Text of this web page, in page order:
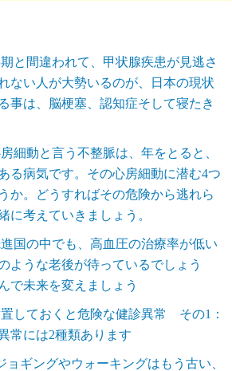
と間違われて、甲状腺疾患が見逃さ
ない人が大勢いるのが、日本の現状
事は、脳梗塞、認知症そして寝たき
細動と言う不整脈は、年をとると、
る病気です。その心房細動に潜む4つ
か。どうすればその危険から逃れら
に考えていきましょう。
国の中でも、高血圧の治療率が低い
うな老後が待っているでしょう
未来を変えましょう
しておくと危険な健診異常 その1：
には2種類あります
ギングやウォーキングはもう古い、